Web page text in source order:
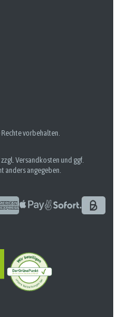
vorbehalten.
Versandkosten und ggf.
anders angegeben.